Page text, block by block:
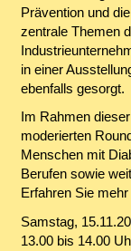
Prävention und
zentrale Themen
in einer
ebenfalls gesorgt.
Im Rahmen
moderierten
Menschen mit
Berufen sowie
Erfahren Sie
Samstag,
13.00 bis 14.00